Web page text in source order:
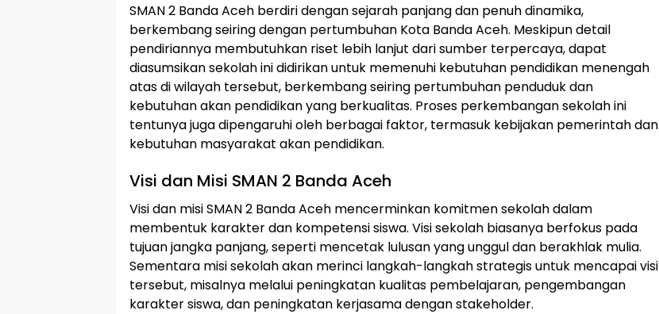
SMAN 2 Banda Aceh berdiri dengan sejarah panjang dan penuh dinamika,
berkembang seiring dengan pertumbuhan Kota Banda Aceh. Meskipun detail
pendiriannya membutuhkan riset lebih lanjut dari sumber terpercaya, dapat
diasumsikan sekolah ini didirikan untuk memenuhi kebutuhan pendidikan menengah
atas di wilayah tersebut, berkembang seiring pertumbuhan penduduk dan
kebutuhan akan pendidikan yang berkualitas. Proses perkembangan sekolah ini
tentunya juga dipengaruhi oleh berbagai faktor, termasuk kebijakan pemerintah dan
kebutuhan masyarakat akan pendidikan.
Visi dan Misi SMAN 2 Banda Aceh
Visi dan misi SMAN 2 Banda Aceh mencerminkan komitmen sekolah dalam
membentuk karakter dan kompetensi siswa. Visi sekolah biasanya berfokus pada
tujuan jangka panjang, seperti mencetak lulusan yang unggul dan berakhlak mulia.
Sementara misi sekolah akan merinci langkah-langkah strategis untuk mencapai visi
tersebut, misalnya melalui peningkatan kualitas pembelajaran, pengembangan
karakter siswa, dan peningkatan kerjasama dengan stakeholder.